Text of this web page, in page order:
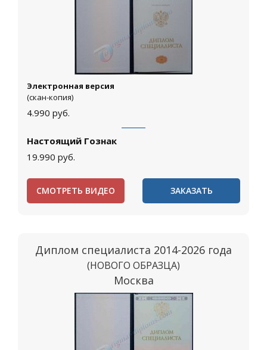
Электронная версия
(скан-копия)
4.990 руб.
Настоящий Гознак
19.990 руб.
СМОТРЕТЬ ВИДЕО ЗАКАЗАТЬ
Диплом специалиста 2014-2026 года
(НОВОГО ОБРАЗЦА)
Москва